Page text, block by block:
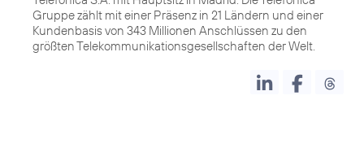
Gruppe zählt mit einer Präsenz in 21 Ländern und einer
Kundenbasis von 343 Millionen Anschlüssen zu den
größten Telekommunikationsgesellschaften der Welt.